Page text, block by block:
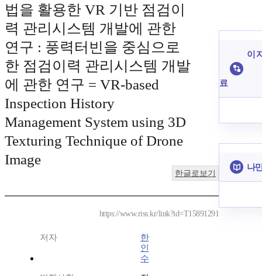
법을 활용한 VR 기반 점검이
력 관리시스템 개발에 관한
연구 : 풍력터빈을 중심으로
한 점검이력 관리시스템 개발
에 관한 연구 = VR-based
Inspection History
Management System using 3D
Texturing Technique of Drone
Image
한글로보기
https://www.riss.kr/link?id=T15891291
저자
한
인
수
이
료
나